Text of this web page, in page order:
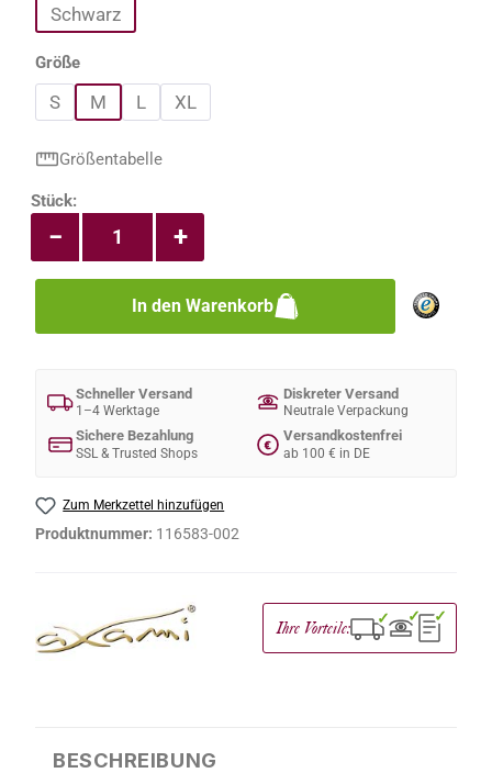
Schwarz
Größeauswählen
S M L XL
Größentabelle
Produkt Anzahl: Gib den gewünschten
Stück:
+
−
In den Warenkorb
Schneller Versand
1–4 Werktage
Diskreter Versand
Neutrale Verpackung
Sichere Bezahlung
SSL & Trusted Shops
€
Versandkostenfrei
ab 100 € in DE
Zum Merkzettel hinzufügen
Produktnummer: 116583-002
Ihre Vorteile: ✓ ✓ ✓
BESCHREIBUNG